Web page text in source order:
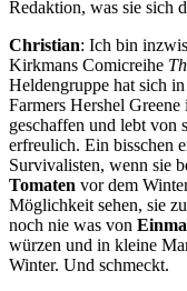
Redaktion, was sie sich
Christian: Ich bin
Kirkmans Comicreihe
Heldengruppe hat sich
Farmers Hershel
geschaffen und lebt von
erfreulich. Ein bisschen
Survivalisten, wenn sie
Tomaten vor dem
Möglichkeit sehen, sie
noch nie was von
würzen und in kleine
Winter. Und schmeckt.